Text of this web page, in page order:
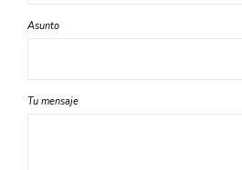
Asunto
Tu mensaje